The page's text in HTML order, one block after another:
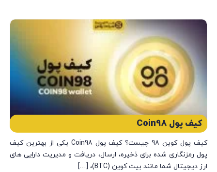
کیف پول Coin98
کیف پول کوین 98 چیست؟ کیف پول Coin98 یکی از بهترین کیف
پول رمزنگاری شده برای ذخیره، ارسال، دریافت و مدیریت دارایی های
ارز دیجیتال شما مانند بیت کوین (BTC)، […]